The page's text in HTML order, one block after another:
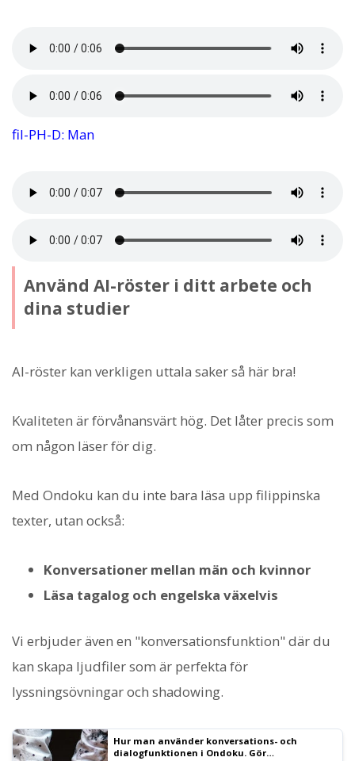
fil-PH-D: Man
Använd AI-röster i ditt arbete och
dina studier
AI-röster kan verkligen uttala saker så här bra!
Kvaliteten är förvånansvärt hög. Det låter precis som
om någon läser för dig.
Med Ondoku kan du inte bara läsa upp filippinska
texter, utan också:
Konversationer mellan män och kvinnor
Läsa tagalog och engelska växelvis
Vi erbjuder även en "konversationsfunktion" där du
kan skapa ljudfiler som är perfekta för
lyssningsövningar och shadowing.
Hur man använder konversations- och
dialogfunktionen i Ondoku. Gör